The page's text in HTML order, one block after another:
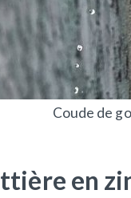
Coude de
en